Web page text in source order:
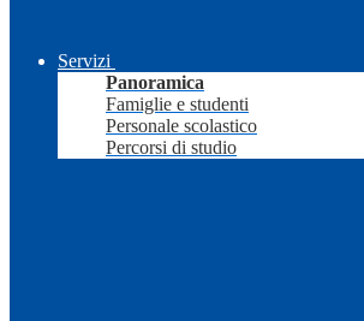
Servizi
Panoramica
Famiglie e studenti
Personale scolastico
Percorsi di studio